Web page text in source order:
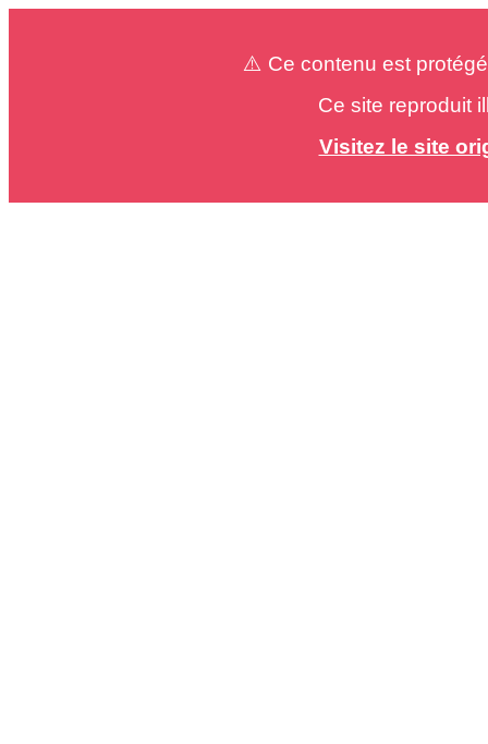
⚠️ Ce contenu est
Ce site reproduit
Visitez le site